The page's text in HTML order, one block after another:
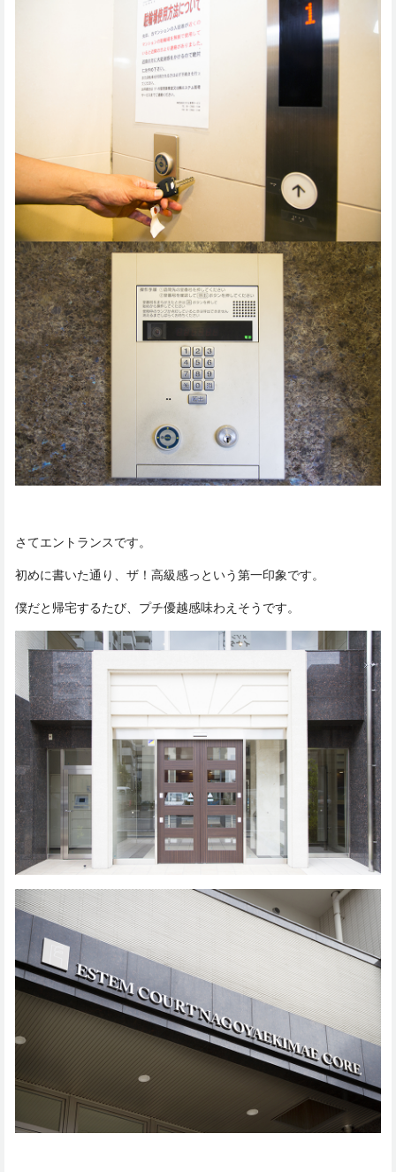
さてエントランスです。
初めに書いた通り、ザ！高級感っという第一印象です。
僕だと帰宅するたび、プチ優越感味わえそうです。